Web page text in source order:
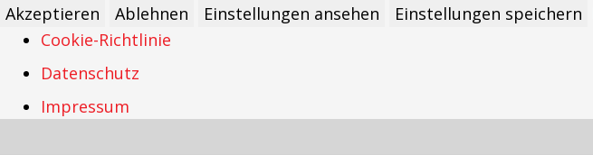
Akzeptieren
Ablehnen Einstellungen ansehen Einstellungen speichern
Cookie-Richtlinie
Datenschutz
Impressum